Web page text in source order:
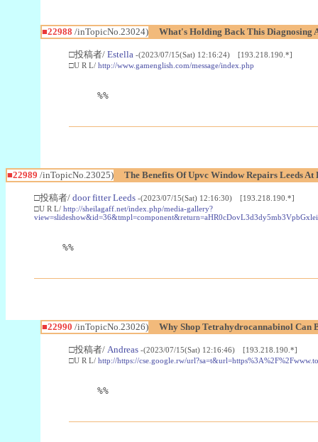
■22988 /inTopicNo.23024) What's Holding Back This Diagnosing
□投稿者/ Estella -(2023/07/15(Sat) 12:16:24) [193.218.190.*]
□U R L/ http://www.gamenglish.com/message/index.php
%%
■22989 /inTopicNo.23025) The Benefits Of Upvc Window Repairs Leeds
□投稿者/ door fitter Leeds -(2023/07/15(Sat) 12:16:30) [193.218.190.*]
□U R L/ http://sheilagaff.net/index.php/media-gallery?
%%
■22990 /inTopicNo.23026) Why Shop Tetrahydrocannabinol Can
□投稿者/ Andreas -(2023/07/15(Sat) 12:16:46) [193.218.190.*]
□U R L/ http://https://cse.google.rw/
%%